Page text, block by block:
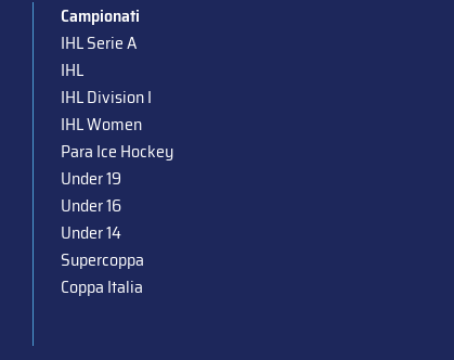
Campionati
IHL Serie A
IHL
IHL Division I
IHL Women
Para Ice Hockey
Under 19
Under 16
Under 14
Supercoppa
Coppa Italia